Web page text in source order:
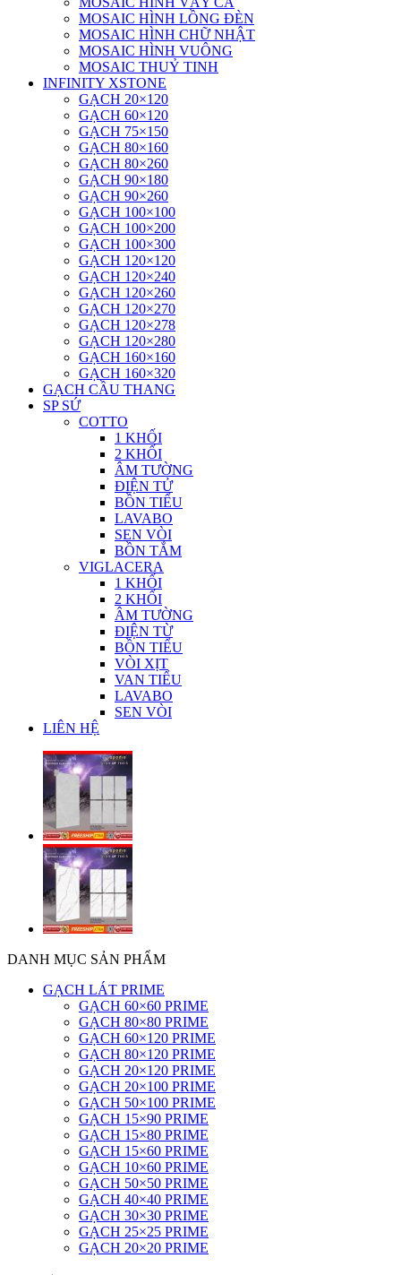
MOSAIC HÌNH LỒNG ĐÈN
MOSAIC HÌNH CHỮ NHẬT
MOSAIC HÌNH VUÔNG
MOSAIC THUỶ TINH
INFINITY XSTONE
GẠCH 20×120
GẠCH 60×120
GẠCH 75×150
GẠCH 80×160
GẠCH 80×260
GẠCH 90×180
GẠCH 90×260
GẠCH 100×100
GẠCH 100×200
GẠCH 100×300
GẠCH 120×120
GẠCH 120×240
GẠCH 120×260
GẠCH 120×270
GẠCH 120×278
GẠCH 120×280
GẠCH 160×160
GẠCH 160×320
GẠCH CẦU THANG
SP SỨ
COTTO
1 KHỐI
2 KHỐI
ÂM TƯỜNG
ĐIỆN TỬ
BỒN TIỂU
LAVABO
SEN VÒI
BỒN TẮM
VIGLACERA
1 KHỐI
2 KHỐI
ÂM TƯỜNG
ĐIỆN TỪ
BỒN TIỂU
VÒI XỊT
VAN TIỂU
LAVABO
SEN VÒI
LIÊN HỆ
DANH MỤC SẢN PHẨM
GẠCH LÁT PRIME
GẠCH 60×60 PRIME
GẠCH 80×80 PRIME
GẠCH 60×120 PRIME
GẠCH 80×120 PRIME
GẠCH 20×120 PRIME
GẠCH 20×100 PRIME
GẠCH 50×100 PRIME
GẠCH 15×90 PRIME
GẠCH 15×80 PRIME
GẠCH 15×60 PRIME
GẠCH 10×60 PRIME
GẠCH 50×50 PRIME
GẠCH 40×40 PRIME
GẠCH 30×30 PRIME
GẠCH 25×25 PRIME
GẠCH 20×20 PRIME